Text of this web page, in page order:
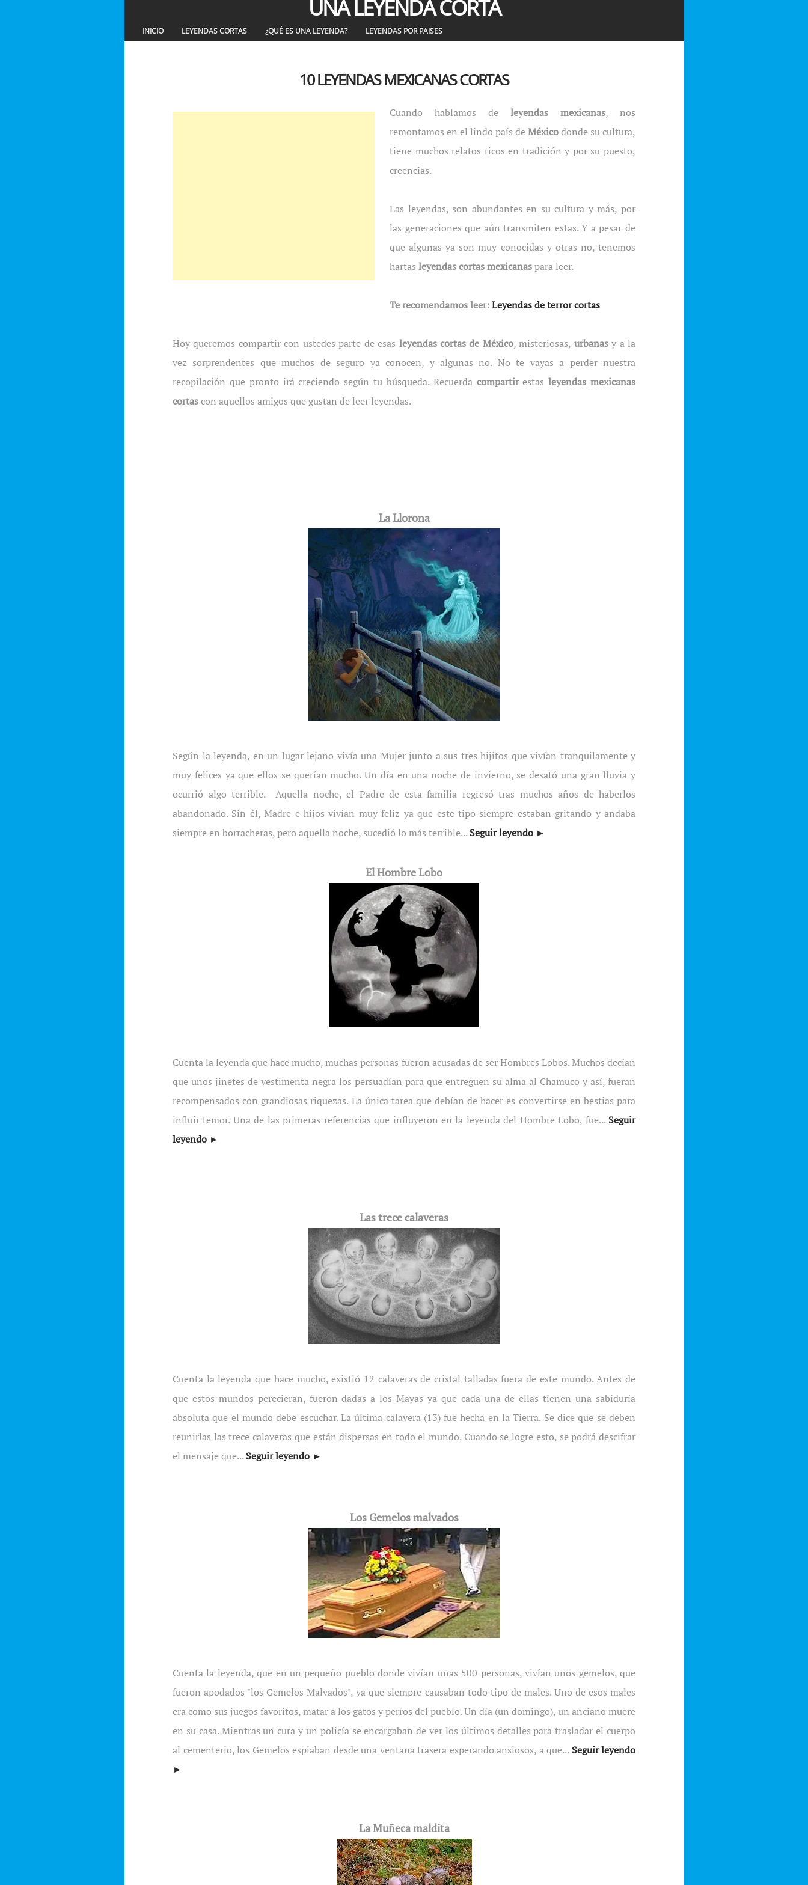
UNA LEYENDA CORTA
INICIO LEYENDAS CORTAS ¿QUÉ ES UNA LEYENDA? LEYENDAS POR PAISES
10 LEYENDAS MEXICANAS CORTAS
Cuando hablamos de leyendas mexicanas, nos
remontamos en el lindo país deMéxicodonde su cultura,
tiene muchos relatos ricos en tradición y por su puesto,
creencias.
Las leyendas, son abundantes en su cultura y más, por
las generaciones que aún transmiten estas. Y a pesar de
que algunas ya son muy conocidas y otras no, tenemos
hartas leyendas cortas mexicanaspara leer.
Te recomendamos leer:Leyendas de terror cortas
Hoy queremos compartir con ustedes parte de esas leyendas cortas de México, misteriosas, urbanasy a la
vez sorprendentes que muchos de seguro ya conocen, y algunas no. No te vayas a perder nuestra
recopilación que pronto irá creciendo según tu búsqueda. Recuerda compartirestasleyendas mexicanas
cortascon aquellos amigos que gustan de leer leyendas.
La Llorona
Según la leyenda, en un lugar lejano vivía una Mujer junto a sus tres hijitos que vivían tranquilamente y
muy felices ya que ellos se querían mucho. Un día en una noche de invierno, se desató una gran lluvia y
ocurrió algo terrible. Aquella noche, el Padre de esta familia regresó tras muchos años de haberlos
abandonado. Sin él, Madre e hijos vivían muy feliz ya que este tipo siempre estaban gritando y andaba
siempre en borracheras, pero aquella noche, sucedió lo más terrible... Seguir leyendo ►
El Hombre Lobo
Cuenta la leyenda que hace mucho, muchas personas fueron acusadas de ser Hombres Lobos. Muchos decían
que unos jinetes de vestimenta negra los persuadían para que entreguen su alma al Chamuco y así, fueran
recompensados con grandiosas riquezas. La única tarea que debían de hacer es convertirse en bestias para
influir temor. Una de las primeras referencias que influyeron en la leyenda del Hombre Lobo, fue... Seguir
leyendo ►
Las trece calaveras
Cuenta la leyenda que hace mucho, existió 12 calaveras de cristal talladas fuera de este mundo. Antes de
que estos mundos perecieran, fueron dadas a los Mayas ya que cada una de ellas tienen una sabiduría
absoluta que el mundo debe escuchar. La última calavera (13) fue hecha en la Tierra. Se dice que se deben
reunirlas las trece calaveras que están dispersas en todo el mundo. Cuando se logre esto, se podrá descifrar
el mensaje que... Seguir leyendo ►
Los Gemelos malvados
Cuenta la leyenda, que en un pequeño pueblo donde vivían unas 500 personas, vivían unos gemelos, que
fueron apodados "los Gemelos Malvados", ya que siempre causaban todo tipo de males. Uno de esos males
era como sus juegos favoritos, matar a los gatos y perros del pueblo. Un día (un domingo), un anciano muere
en su casa. Mientras un cura y un policía se encargaban de ver los últimos detalles para trasladar el cuerpo
al cementerio, los Gemelos espiaban desde una ventana trasera esperando ansiosos, a que... Seguir leyendo
►
La Muñeca maldita